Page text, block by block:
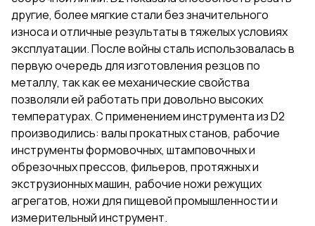
другие, более мягкие стали без значительного
износа и отличные результаты в тяжелых условиях
эксплуатации. После войны сталь использовалась в
первую очередь для изготовления резцов по
металлу, так как ее механические свойства
позволяли ей работать при довольно высоких
температурах. С применением инструмента из D2
производились: валы прокатных станов, рабочие
инструменты формовочных, штамповочных и
обрезочных прессов, фильеров, протяжных и
экструзионных машин, рабочие ножи режущих
агрегатов, ножи для пищевой промышленности и
измерительный инструмент.